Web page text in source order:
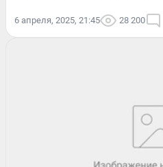
6 апреля, 2025, 21:45 28 200